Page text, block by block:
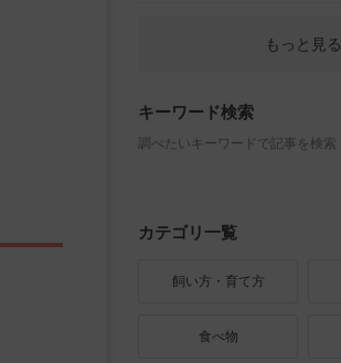
もっと見る
キーワード検索
調べたいキーワードで記事を検索
カテゴリ一覧
飼い方・育て方
食べ物